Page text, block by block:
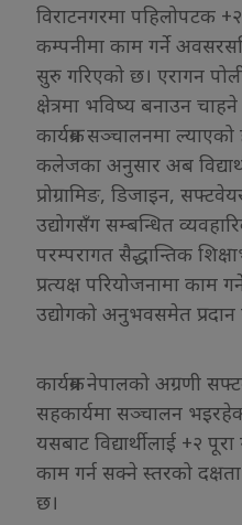
विराटनगरमा पहिलोपटक
कम्पनीमा काम गर्ने
सुरु गरिएको छ। एरागन
क्षेत्रमा भविष्य बनाउन चाहने
कार्यक्रम सञ्चालनमा ल्याएको
कलेजका अनुसार अब
प्रोग्रामिङ, डिजाइन,
उद्योगसँग सम्बन्धित
परम्परागत सैद्धान्तिक
प्रत्यक्ष परियोजनामा काम
उद्योगको अनुभवसमेत
कार्यक्रम नेपालको अग्रणी
सहकार्यमा सञ्चालन
यसबाट विद्यार्थीलाई +२
काम गर्न सक्ने स्तरको
छ।